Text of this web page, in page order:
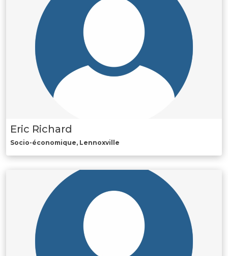
Eric Richard
Socio-économique, Lennoxville